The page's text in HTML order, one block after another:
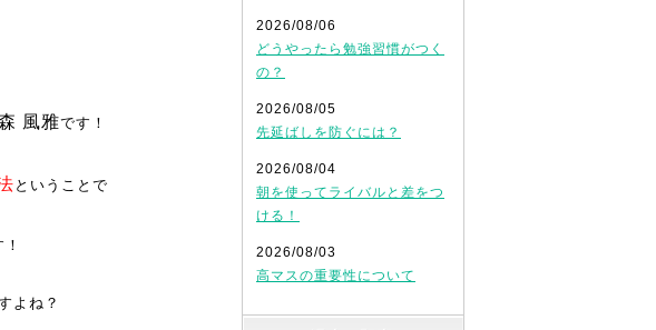
風雅です！
ということで
よね？
2026/08/06
どうやったら勉強習慣がつく
の？
2026/08/05
先延ばしを防ぐには？
2026/08/04
朝を使ってライバルと差をつ
ける！
2026/08/03
高マスの重要性について